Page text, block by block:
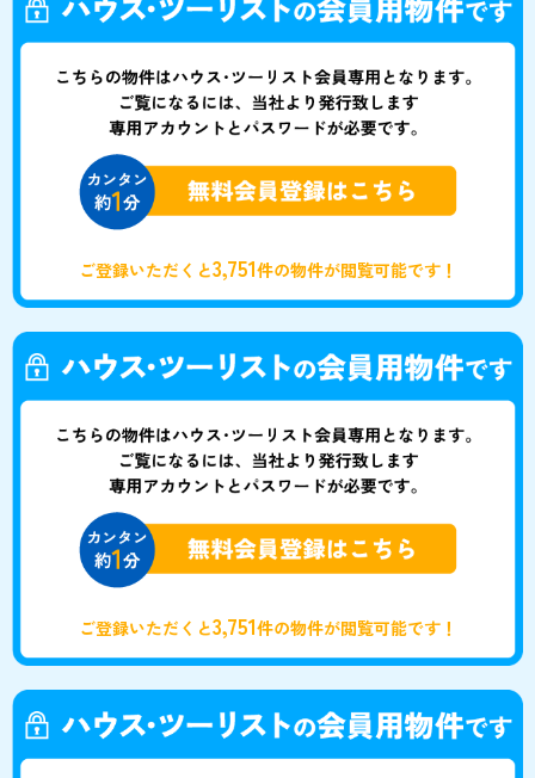
ご登録いただくと3,751件の物件が閲覧可能です！
ご登録いただくと3,751件の物件が閲覧可能です！